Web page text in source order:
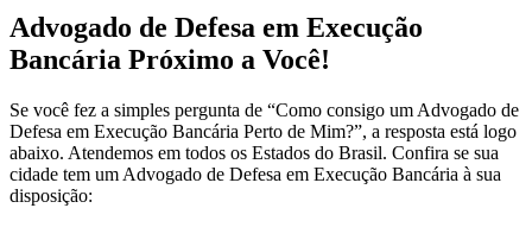
Advogado de Defesa em Execução
Bancária Próximo a Você!
Se você fez a simples pergunta de “Como consigo um Advogado de
Defesa em Execução Bancária Perto de Mim?”, a resposta está logo
abaixo. Atendemos em todos os Estados do Brasil. Confira se sua
cidade tem um Advogado de Defesa em Execução Bancária à sua
disposição: